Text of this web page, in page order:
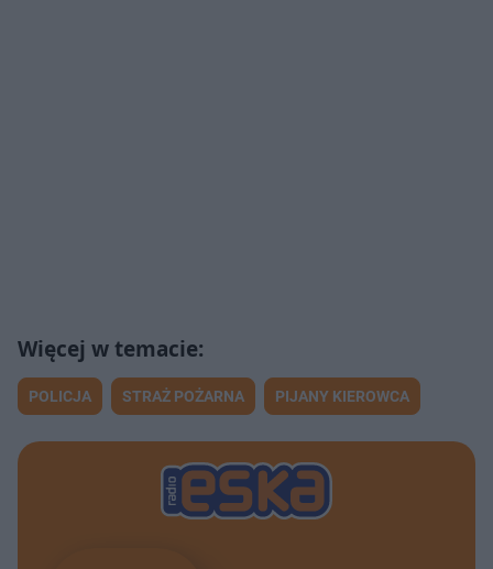
POLICJA STRAŻ POŻARNA PIJANY KIEROWCA